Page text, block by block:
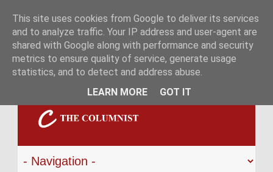
This site uses cookies from Google to deliver its services
and to analyze traffic. Your IP address and user-agent are
shared with Google along with performance and security
metrics to ensure quality of service, generate usage
statistics, and to detect and address abuse.
LEARN MORE
GOT IT